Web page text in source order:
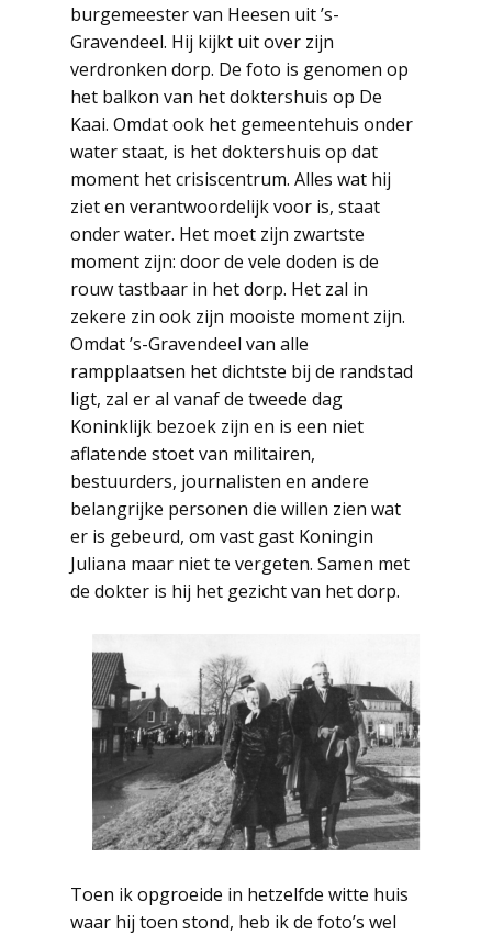
burgemeester van Heesen uit ’s-
Gravendeel. Hij kijkt uit over zijn
verdronken dorp. De foto is genomen op
het balkon van het doktershuis op De
Kaai. Omdat ook het gemeentehuis onder
water staat, is het doktershuis op dat
moment het crisiscentrum. Alles wat hij
ziet en verantwoordelijk voor is, staat
onder water. Het moet zijn zwartste
moment zijn: door de vele doden is de
rouw tastbaar in het dorp. Het zal in
zekere zin ook zijn mooiste moment zijn.
Omdat ’s-Gravendeel van alle
rampplaatsen het dichtste bij de randstad
ligt, zal er al vanaf de tweede dag
Koninklijk bezoek zijn en is een niet
aflatende stoet van militairen,
bestuurders, journalisten en andere
belangrijke personen die willen zien wat
er is gebeurd, om vast gast Koningin
Juliana maar niet te vergeten. Samen met
de dokter is hij het gezicht van het dorp.
Toen ik opgroeide in hetzelfde witte huis
waar hij toen stond, heb ik de foto’s wel